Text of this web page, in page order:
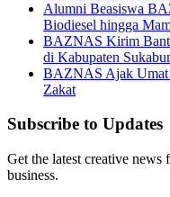
Alumni Beasiswa
Biodiesel hingga
BAZNAS Kirim
di Kabupaten
BAZNAS Ajak Umat
Zakat
Subscribe to Updates
Get the latest creative news
business.